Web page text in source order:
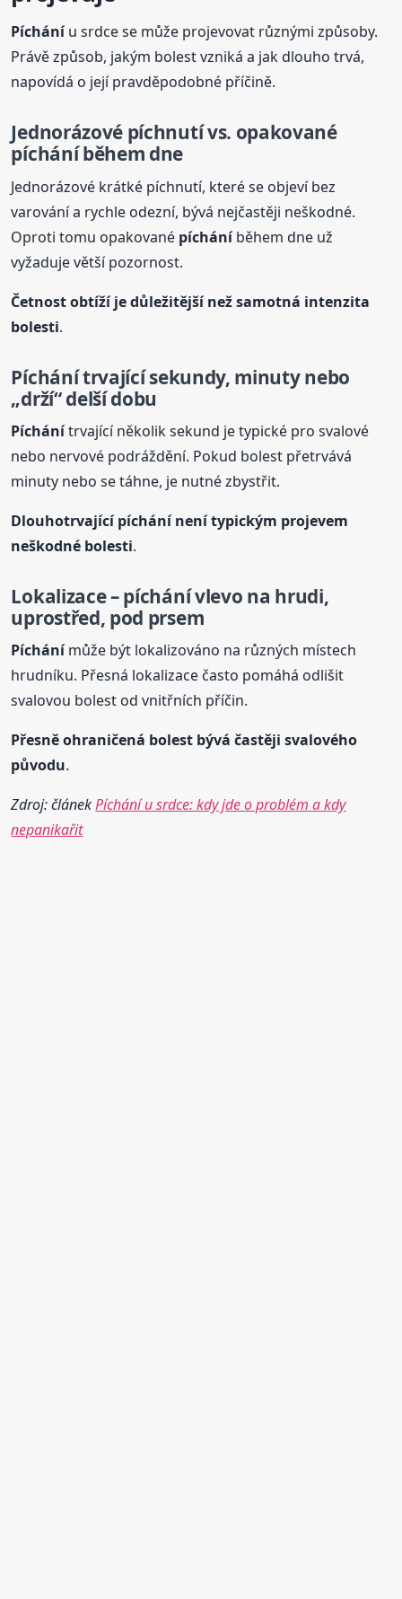
Pícháníu srdce se může projevovat různými způsoby.
Právě způsob, jakým bolest vzniká a jak dlouho trvá,
napovídá o její pravděpodobné příčině.
Jednorázové píchnutí vs. opakované
pícháníběhem dne
Jednorázové krátké píchnutí, které se objeví bez
varování a rychle odezní, bývá nejčastěji neškodné.
Oproti tomu opakované pícháníběhem dne už
vyžaduje větší pozornost.
Četnost obtíží je důležitější než samotná intenzita
bolesti.
Píchánítrvající sekundy, minuty nebo
„drží“ delší dobu
Píchánítrvající několik sekund je typické pro svalové
nebo nervové podráždění. Pokud bolest přetrvává
minuty nebo se táhne, je nutné zbystřit.
Dlouhotrvajícípíchánínení typickým projevem
neškodné bolesti.
Lokalizace –píchánívlevo na hrudi,
uprostřed, pod prsem
Píchánímůže být lokalizováno na různých místech
hrudníku. Přesná lokalizace často pomáhá odlišit
svalovou bolest od vnitřních příčin.
Přesně ohraničená bolest bývá častěji svalového
původu.
Zdroj: článekPíchání u srdce: kdy jde o problém a kdy
nepanikařit